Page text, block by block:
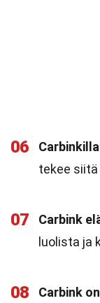
06
tekee
07 Carbink
luolista ja
08 Carbink